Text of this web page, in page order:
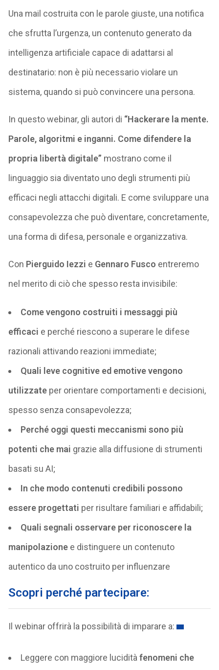
Una mail costruita con le parole giuste, una notifica
che sfrutta l’urgenza, un contenuto generato da
intelligenza artificiale capace di adattarsi al
destinatario: non è più necessario violare un
sistema, quando si può convincere una persona.
In questo webinar, gli autori di “Hackerare la mente.
Parole, algoritmi e inganni. Come difendere la
propria libertà digitale” mostrano come il
linguaggio sia diventato uno degli strumenti più
efficaci negli attacchi digitali. E come sviluppare una
consapevolezza che può diventare, concretamente,
una forma di difesa, personale e organizzativa.
Con Pierguido Iezzi e Gennaro Fusco entreremo
nel merito di ciò che spesso resta invisibile:
Come vengono costruiti i messaggi più
efficaci e perché riescono a superare le difese
razionali attivando reazioni immediate;
Quali leve cognitive ed emotive vengono
utilizzate per orientare comportamenti e decisioni,
spesso senza consapevolezza;
Perché oggi questi meccanismi sono più
potenti che mai grazie alla diffusione di strumenti
basati su AI;
In che modo contenuti credibili possono
essere progettati per risultare familiari e affidabili;
Quali segnali osservare per riconoscere la
manipolazione e distinguere un contenuto
autentico da uno costruito per influenzare
Scopri perché partecipare:
Il webinar offrirà la possibilità di imparare a:
Leggere con maggiore luciditàfenomeni che